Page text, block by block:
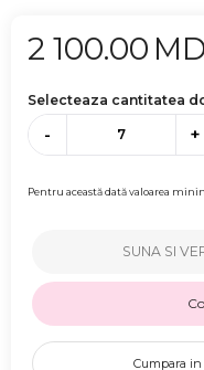
2 100.00
Selecteaza cantitatea
- +
Pentru această dată valoarea
SUNA SI
Cumpara